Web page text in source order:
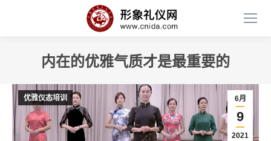
内在的优雅气质才是最重要的
6月
9
2021
优雅仪态培训